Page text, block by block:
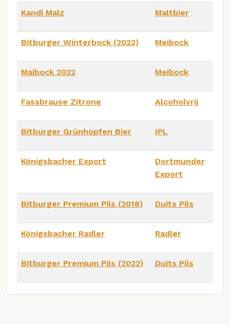
Kandi Malz Maltbier
Bitburger Winterbock (2022) Meibock
Maibock 2022 Meibock
Fassbrause Zitrone Alcoholvrij
Bitburger Grünhopfen Bier IPL
Königsbacher Export
Dortmunder
Export
Bitburger Premium Pils (2018) Duits Pils
Königsbacher Radler Radler
Bitburger Premium Pils (2022) Duits Pils